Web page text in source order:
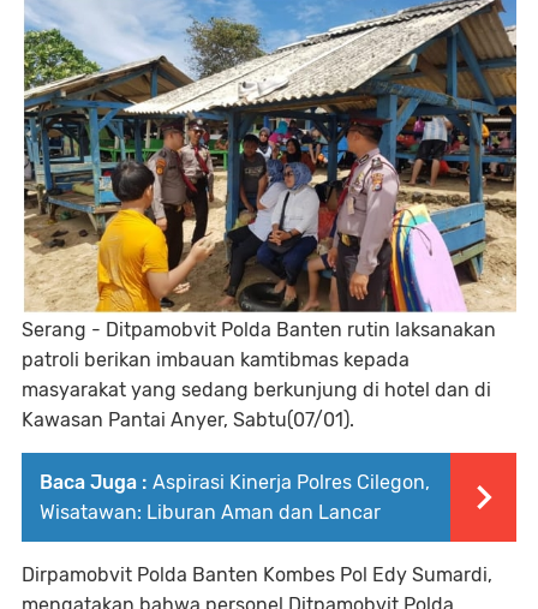
Serang - Ditpamobvit Polda Banten rutin laksanakan
patroli berikan imbauan kamtibmas kepada
masyarakat yang sedang berkunjung di hotel dan di
Kawasan Pantai Anyer, Sabtu(07/01).
Baca Juga : Aspirasi Kinerja Polres Cilegon,
Wisatawan: Liburan Aman dan Lancar
Dirpamobvit Polda Banten Kombes Pol Edy Sumardi,